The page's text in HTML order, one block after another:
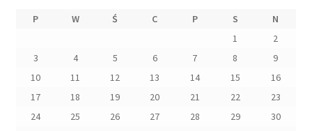
P W Ś C P S
N
1
2
3
4 5 6 7 8
9
10
11 12 13 14 15
16
17
18 19 20 21 22
23
24
25 26 27 28 29
30